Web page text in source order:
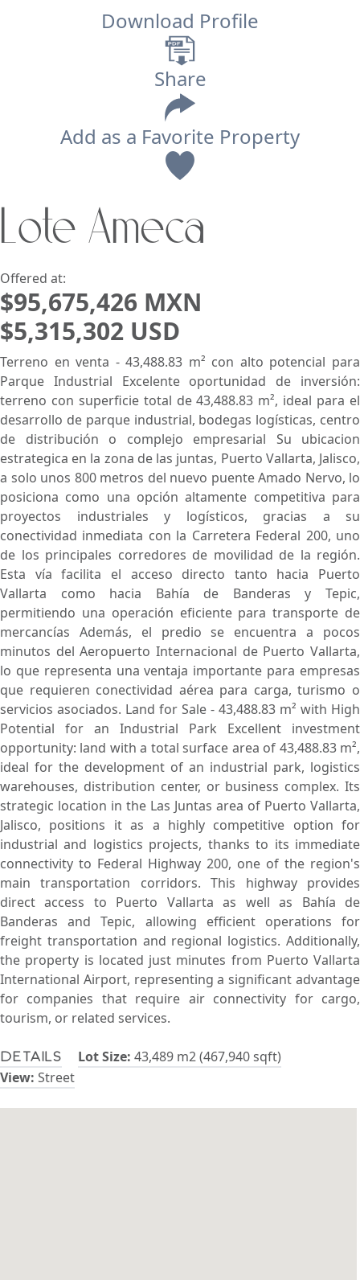
Lowest Price First
Download Profile
Share
Add as a Favorite Property
Lote Ameca
Offered at:
$95,675,426 MXN
$5,315,302 USD
Details Lot Size: 43,489 m2 (467,940 sqft)
View: Street
Terreno en venta - 43,488.83 m² con alto potencial para
Parque Industrial Excelente oportunidad de inversión:
terreno con superficie total de 43,488.83 m², ideal para el
desarrollo de parque industrial, bodegas logísticas, centro
de distribución o complejo empresarial Su ubicacion
estrategica en la zona de las juntas, Puerto Vallarta, Jalisco,
a solo unos 800 metros del nuevo puente Amado Nervo, lo
posiciona como una opción altamente competitiva para
proyectos industriales y logísticos, gracias a su
conectividad inmediata con la Carretera Federal 200, uno
de los principales corredores de movilidad de la región.
Esta vía facilita el acceso directo tanto hacia Puerto
Vallarta como hacia Bahía de Banderas y Tepic,
permitiendo una operación eficiente para transporte de
mercancías Además, el predio se encuentra a pocos
minutos del Aeropuerto Internacional de Puerto Vallarta,
lo que representa una ventaja importante para empresas
que requieren conectividad aérea para carga, turismo o
servicios asociados. Land for Sale - 43,488.83 m² with High
Potential for an Industrial Park Excellent investment
opportunity: land with a total surface area of 43,488.83 m²,
ideal for the development of an industrial park, logistics
warehouses, distribution center, or business complex. Its
strategic location in the Las Juntas area of Puerto Vallarta,
Jalisco, positions it as a highly competitive option for
industrial and logistics projects, thanks to its immediate
connectivity to Federal Highway 200, one of the region's
main transportation corridors. This highway provides
direct access to Puerto Vallarta as well as Bahía de
Banderas and Tepic, allowing efficient operations for
freight transportation and regional logistics. Additionally,
the property is located just minutes from Puerto Vallarta
International Airport, representing a significant advantage
for companies that require air connectivity for cargo,
tourism, or related services.